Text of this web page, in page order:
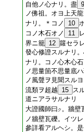
自他ノ心ナリ。盡 9
ノ佛祖。オヨ上天
ナリ。＊コノ
10
コノ木石オノ
11
界ニ籠 12 籮セラ
發心修證スルナリ
ナリ。コノ心木心
ノ思量箇不思量底
ノ風聲ヲ見聞スル
流類ヲ超越
15 ス
道ニアラサルナリ
大證國師曰 ク 。牆壁
ノ牆壁瓦礫。イツ
參詳看アルヘシ。